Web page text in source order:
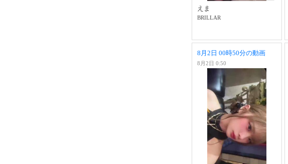
えま
BRILLAR
8月2日 00時50分の動画
8月2日 0:50